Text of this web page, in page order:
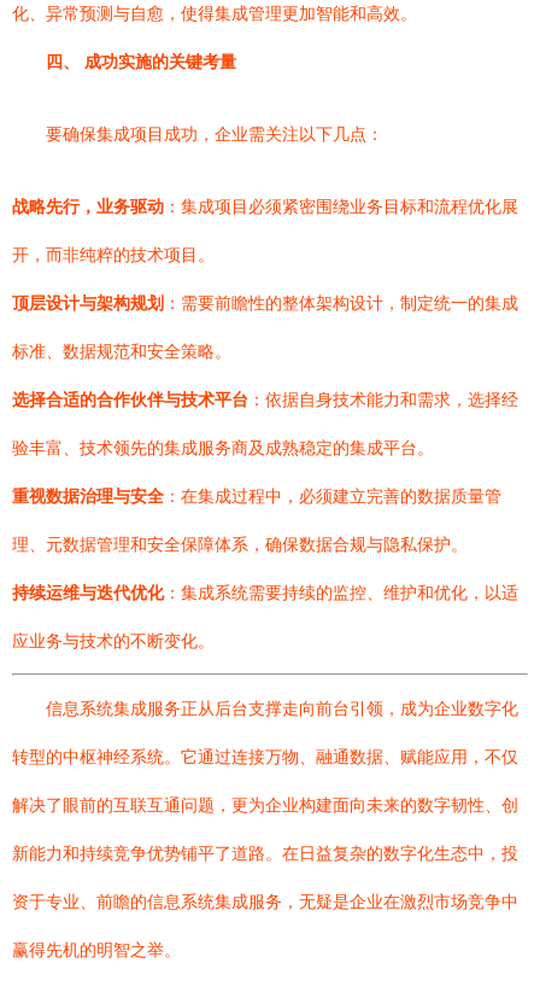
化、异常预测与自愈，使得集成管理更加智能和高效。
四、 成功实施的关键考量
要确保集成项目成功，企业需关注以下几点：
战略先行，业务驱动 ：集成项目必须紧密围绕业务目标和流程优化展
开，而非纯粹的技术项目。
顶层设计与架构规划 ：需要前瞻性的整体架构设计，制定统一的集成
标准、数据规范和安全策略。
选择合适的合作伙伴与技术平台 ：依据自身技术能力和需求，选择经
验丰富、技术领先的集成服务商及成熟稳定的集成平台。
重视数据治理与安全 ：在集成过程中，必须建立完善的数据质量管
理、元数据管理和安全保障体系，确保数据合规与隐私保护。
持续运维与迭代优化：集成系统需要持续的监控、维护和优化，以适
应业务与技术的不断变化。
信息系统集成服务正从后台支撑走向前台引领，成为企业数字化
转型的中枢神经系统。它通过连接万物、融通数据、赋能应用，不仅
解决了眼前的互联互通问题，更为企业构建面向未来的数字韧性、创
新能力和持续竞争优势铺平了道路。在日益复杂的数字化生态中，投
资于专业、前瞻的信息系统集成服务，无疑是企业在激烈市场竞争中
赢得先机的明智之举。